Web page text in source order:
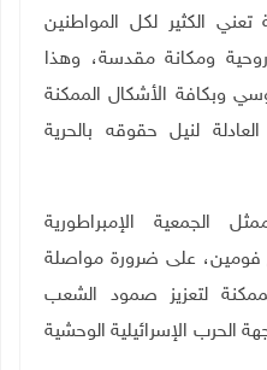
الكثير لكل المواطنين
ومكانة مقدسة، وهذا
وبكافة الأشكال الممكنة
لنيل حقوقه بالحرية
الإمبراطورية
فومين، على ضرورة مواصلة
لتعزيز صمود الشعب
الحرب الإسرائيلية الوحشية